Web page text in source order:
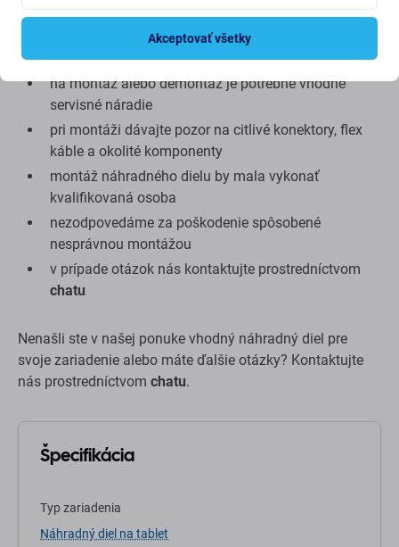
konektor
pred finálnym zložením otestujte nabíjanie a
stabilitu pripojenia
na montáž alebo demontáž je potrebné vhodné
servisné náradie
pri montáži dávajte pozor na citlivé konektory, flex
káble a okolité komponenty
montáž náhradného dielu by mala vykonať
kvalifikovaná osoba
nezodpovedáme za poškodenie spôsobené
nesprávnou montážou
v prípade otázok nás kontaktujte prostredníctvom
chatu
Nenašli ste v našej ponuke vhodný náhradný diel pre
svoje zariadenie alebo máte ďalšie otázky? Kontaktujte
nás prostredníctvom chatu.
Špecifikácia
Typ zariadenia
Náhradný diel na tablet
Akceptovať všetky